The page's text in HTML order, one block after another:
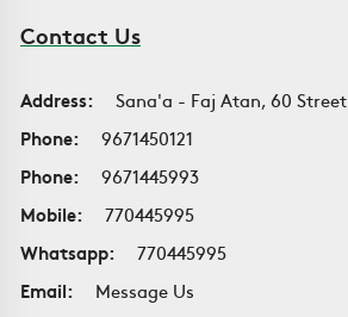
Contact Us
Address:
Sana'a - Faj Atan, 60 Street
Phone:
9671450121
Phone:
9671445993
Mobile:
770445995
Whatsapp:
770445995
Email:
Message Us